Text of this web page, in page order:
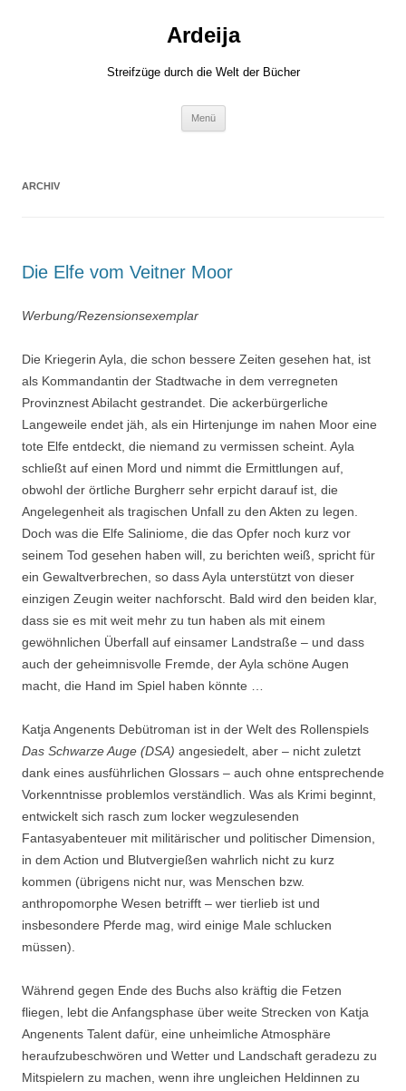
Ardeija
Streifzüge durch die Welt der Bücher
Menü
ARCHIV
Die Elfe vom Veitner Moor
Werbung/Rezensionsexemplar
Die Kriegerin Ayla, die schon bessere Zeiten gesehen hat, ist
als Kommandantin der Stadtwache in dem verregneten
Provinznest Abilacht gestrandet. Die ackerbürgerliche
Langeweile endet jäh, als ein Hirtenjunge im nahen Moor eine
tote Elfe entdeckt, die niemand zu vermissen scheint. Ayla
schließt auf einen Mord und nimmt die Ermittlungen auf,
obwohl der örtliche Burgherr sehr erpicht darauf ist, die
Angelegenheit als tragischen Unfall zu den Akten zu legen.
Doch was die Elfe Saliniome, die das Opfer noch kurz vor
seinem Tod gesehen haben will, zu berichten weiß, spricht für
ein Gewaltverbrechen, so dass Ayla unterstützt von dieser
einzigen Zeugin weiter nachforscht. Bald wird den beiden klar,
dass sie es mit weit mehr zu tun haben als mit einem
gewöhnlichen Überfall auf einsamer Landstraße – und dass
auch der geheimnisvolle Fremde, der Ayla schöne Augen
macht, die Hand im Spiel haben könnte …
Katja Angenents Debütroman ist in der Welt des Rollenspiels
Das Schwarze Auge (DSA) angesiedelt, aber – nicht zuletzt
dank eines ausführlichen Glossars – auch ohne entsprechende
Vorkenntnisse problemlos verständlich. Was als Krimi beginnt,
entwickelt sich rasch zum locker wegzulesenden
Fantasyabenteuer mit militärischer und politischer Dimension,
in dem Action und Blutvergießen wahrlich nicht zu kurz
kommen (übrigens nicht nur, was Menschen bzw.
anthropomorphe Wesen betrifft – wer tierlieb ist und
insbesondere Pferde mag, wird einige Male schlucken
müssen).
Während gegen Ende des Buchs also kräftig die Fetzen
fliegen, lebt die Anfangsphase über weite Strecken von Katja
Angenents Talent dafür, eine unheimliche Atmosphäre
heraufzubeschwören und Wetter und Landschaft geradezu zu
Mitspielern zu machen, wenn ihre ungleichen Heldinnen zu